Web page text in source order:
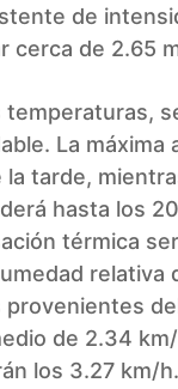
de
cerca de 2.65
temperaturas,
La máxima
la tarde,
hasta los
térmica
relativa
de 2.34
los 3.27 km/